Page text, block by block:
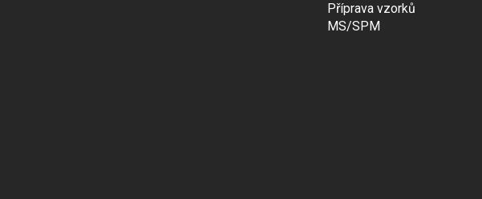
Příprava vzorků
MS/SPM